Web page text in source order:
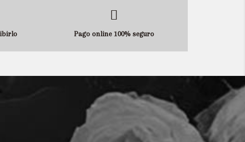
Pago online 100% seguro